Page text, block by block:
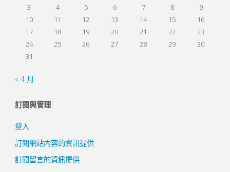
3
4 5 6 7 8
9
10
11 12 13 14 15
16
17
18 19 20 21 22
23
24
25 26 27 28 29
30
31
« 4 月
訂閱與管理
登入
訂閱網站內容的資訊提供
訂閱留言的資訊提供